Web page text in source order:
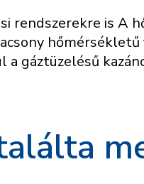
rendszerekre is
gáztüzelésű